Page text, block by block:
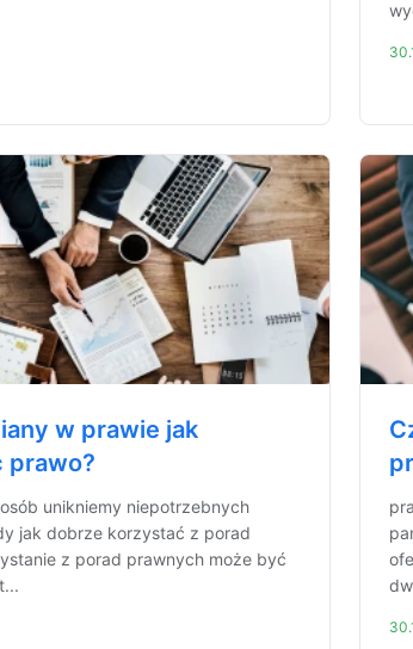
w prawie jak
prawo?
unikniemy niepotrzebnych
jak dobrze korzystać z porad
z porad prawnych może być